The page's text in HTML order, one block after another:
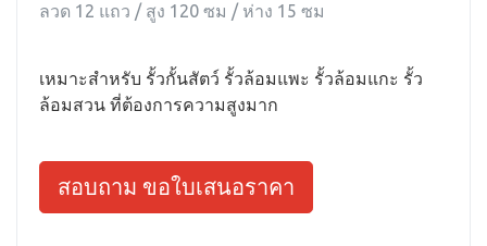
ลวด 12 แถว / สูง 120 ซม / ห่าง 15 ซม
เหมาะสำหรับ รั้วกั้นสัตว์ รั้วล้อมแพะ รั้วล้อมแกะ รั้ว
ล้อมสวน ที่ต้องการความสูงมาก
สอบถาม ขอใบเสนอราคา